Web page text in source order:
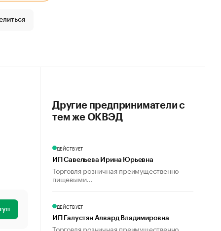
Другие предприниматели с
тем же ОКВЭД
ДЕЙСТВУЕТ
ИП Савельева Ирина Юрьевна
Торговля розничная преимущественно
пищевыми...
ДЕЙСТВУЕТ
ИП Галустян Алвард Владимировна
Торговля розничная преимущественно